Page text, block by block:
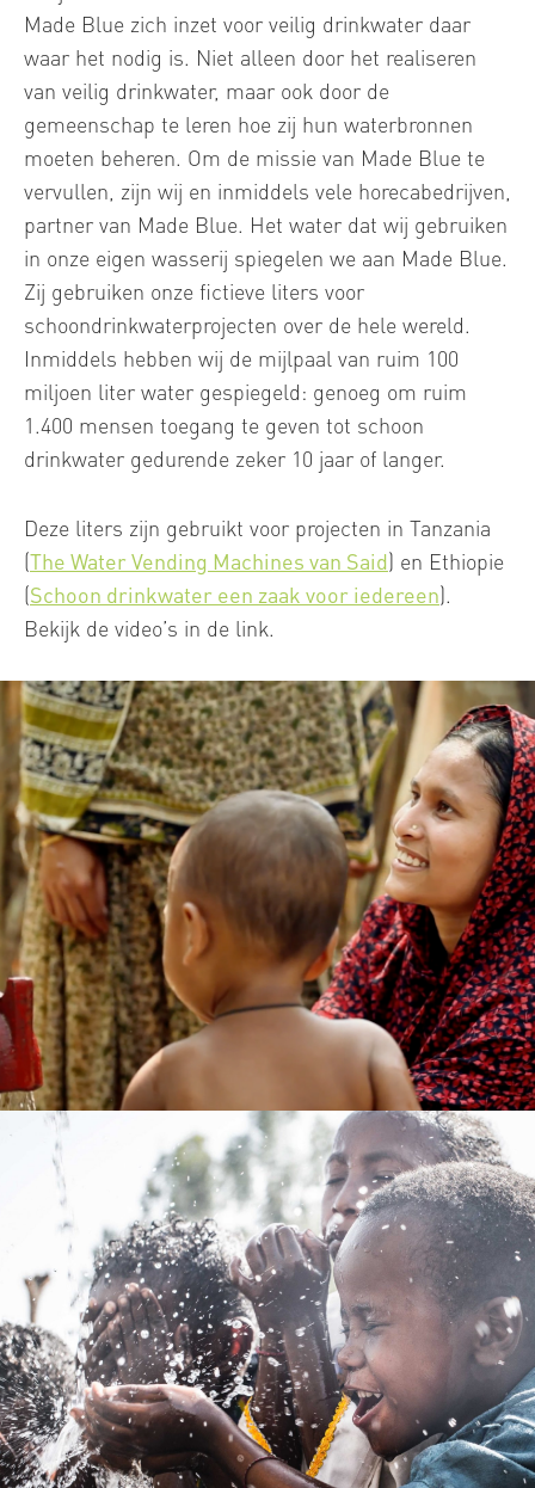
Made Blue zich inzet voor veilig drinkwater daar
waar het nodig is. Niet alleen door het realiseren
van veilig drinkwater, maar ook door de
gemeenschap te leren hoe zij hun waterbronnen
moeten beheren. Om de missie van Made Blue te
vervullen, zijn wij en inmiddels vele horecabedrijven,
partner van Made Blue. Het water dat wij gebruiken
in onze eigen wasserij spiegelen we aan Made Blue.
Zij gebruiken onze fictieve liters voor
schoondrinkwaterprojecten over de hele wereld.
Inmiddels hebben wij de mijlpaal van ruim 100
miljoen liter water gespiegeld: genoeg om ruim
1.400 mensen toegang te geven tot schoon
drinkwater gedurende zeker 10 jaar of langer.
Deze liters zijn gebruikt voor projecten in Tanzania
(The Water Vending Machines van Said) en Ethiopie
(Schoon drinkwater een zaak voor iedereen).
Bekijk de video’s in de link.